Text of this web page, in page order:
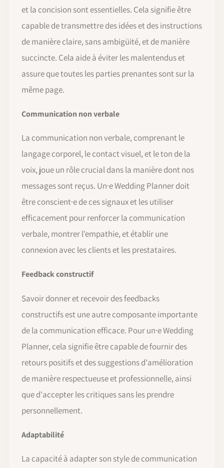
et la concision sont essentielles. Cela signifie être
capable de transmettre des idées et des instructions
de manière claire, sans ambigüité, et de manière
succincte. Cela aide à éviter les malentendus et
assure que toutes les parties prenantes sont sur la
même page.
Communication non verbale
La communication non verbale, comprenant le
langage corporel, le contact visuel, et le ton de la
voix, joue un rôle crucial dans la manière dont nos
messages sont reçus. Un·e Wedding Planner doit
être conscient·e de ces signaux et les utiliser
efficacement pour renforcer la communication
verbale, montrer l'empathie, et établir une
connexion avec les clients et les prestataires.
Feedback constructif
Savoir donner et recevoir des feedbacks
constructifs est une autre composante importante
de la communication efficace. Pour un·e Wedding
Planner, cela signifie être capable de fournir des
retours positifs et des suggestions d'amélioration
de manière respectueuse et professionnelle, ainsi
que d'accepter les critiques sans les prendre
personnellement.
Adaptabilité
La capacité à adapter son style de communication